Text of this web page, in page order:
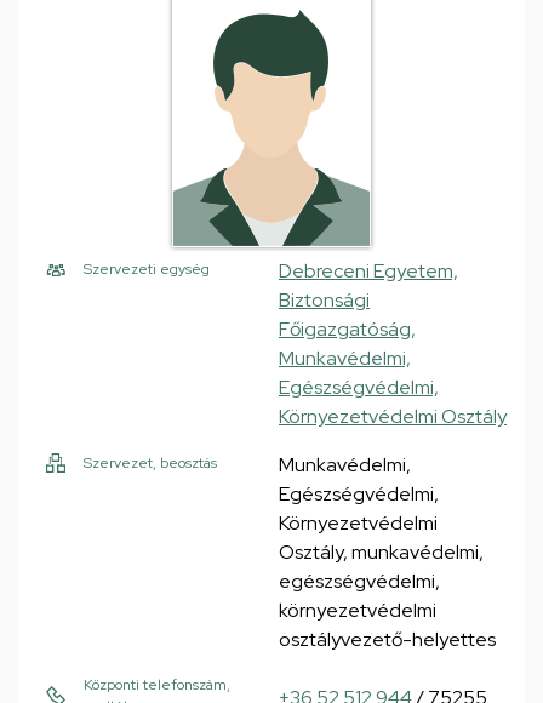
Szervezeti egység
Debreceni Egyetem,
Biztonsági
Főigazgatóság,
Munkavédelmi,
Egészségvédelmi,
Környezetvédelmi Osztály
Szervezet, beosztás
Munkavédelmi,
Egészségvédelmi,
Környezetvédelmi
Osztály, munkavédelmi,
egészségvédelmi,
környezetvédelmi
osztályvezető-helyettes
Központi telefonszám,
+36 52 512 944/ 75255